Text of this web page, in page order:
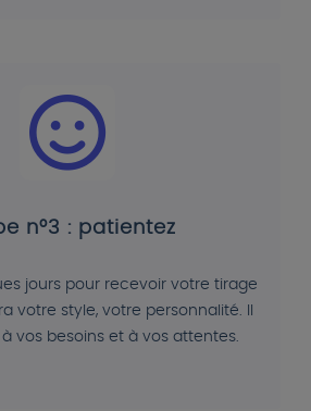
n°3 : patientez
jours pour recevoir votre tirage
votre style, votre personnalité. Il
vos besoins et à vos attentes.